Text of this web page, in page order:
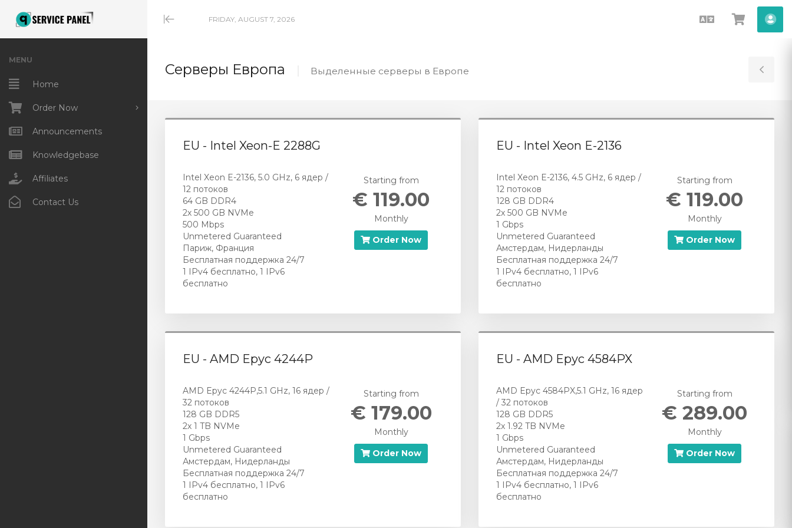
Minimize
FRIDAY, AUGUST 7, 2026
EnglishView
MENU
Home
Order Now
NVMe hosting
HiCPU VPS/VDS
Ultra Deals
Storage servers
Announcements
Knowledgebase
Affiliates
Contact Us
Серверы Европа Выделенные серверы в Европе
EU - Intel Xeon-E 2288G
Intel Xeon E-2136, 5.0 GHz, 6 ядер /
12 потоков
64 GB DDR4
2х 500 GB NVMe
500 Mbps
Unmetered Guaranteed
Париж, Франция
Бесплатная поддержка 24/7
1 IPv4 бесплатно, 1 IPv6
бесплатно
Starting from
€ 119.00
Monthly
Order Now
EU - Intel Xeon E-2136
Intel Xeon E-2136, 4.5 GHz, 6 ядер /
12 потоков
128 GB DDR4
2х 500 GB NVMe
1 Gbps
Unmetered Guaranteed
Амстердам, Нидерланды
Бесплатная поддержка 24/7
1 IPv4 бесплатно, 1 IPv6
бесплатно
Starting from
€ 119.00
Monthly
Order Now
EU - AMD Epyc 4244P
AMD Epyc 4244P,5.1 GHz, 16 ядер /
32 потоков
128 GB DDR5
2х 1 TB NVMe
1 Gbps
Unmetered Guaranteed
Амстердам, Нидерланды
Бесплатная поддержка 24/7
1 IPv4 бесплатно, 1 IPv6
бесплатно
Starting from
€ 179.00
Monthly
Order Now
EU - AMD Epyc 4584PX
AMD Epyc 4584PX,5.1 GHz, 16 ядер
/ 32 потоков
128 GB DDR5
2х 1.92 TB NVMe
1 Gbps
Unmetered Guaranteed
Амстердам, Нидерланды
Бесплатная поддержка 24/7
1 IPv4 бесплатно, 1 IPv6
бесплатно
Starting from
€ 289.00
Monthly
Order Now